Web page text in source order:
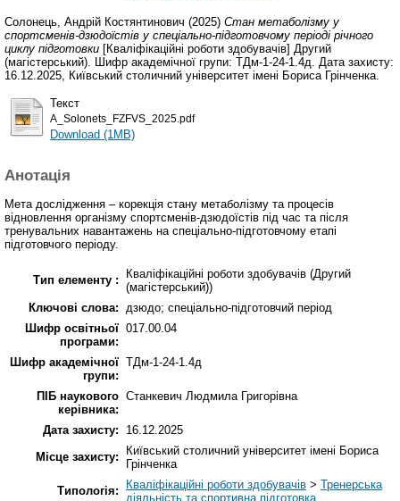
Солонець, Андрій Костянтинович (2025) Стан метаболізму у
спортсменів-дзюдоїстів у спеціально-підготовчому періоді річного
циклу підготовки [Кваліфікаційні роботи здобувачів] Другий
(магістерський). Шифр академічної групи: ТДм-1-24-1.4д. Дата захисту:
16.12.2025, Київський столичний університет імені Бориса Грінченка.
Текст
A_Solonets_FZFVS_2025.pdf
Download (1MB)
Анотація
Мета дослідження – корекція стану метаболізму та процесів
відновлення організму спортсменів-дзюдоїстів під час та після
тренувальних навантажень на спеціально-підготовчому етапі
підготовчого періоду.
Тип елементу :
Кваліфікаційні роботи здобувачів (Другий
(магістерський))
Ключові слова: дзюдо; спеціально-підготовчий період
Шифр освітньої
програми:
017.00.04
Шифр академічної
групи:
ТДм-1-24-1.4д
ПІБ наукового
керівника:
Станкевич Людмила Григорівна
Дата захисту:
16.12.2025
Місце захисту:
Київський столичний університет імені Бориса
Грінченка
Типологія:
Кваліфікаційні роботи здобувачів > Тренерська
діяльність та спортивна підготовка